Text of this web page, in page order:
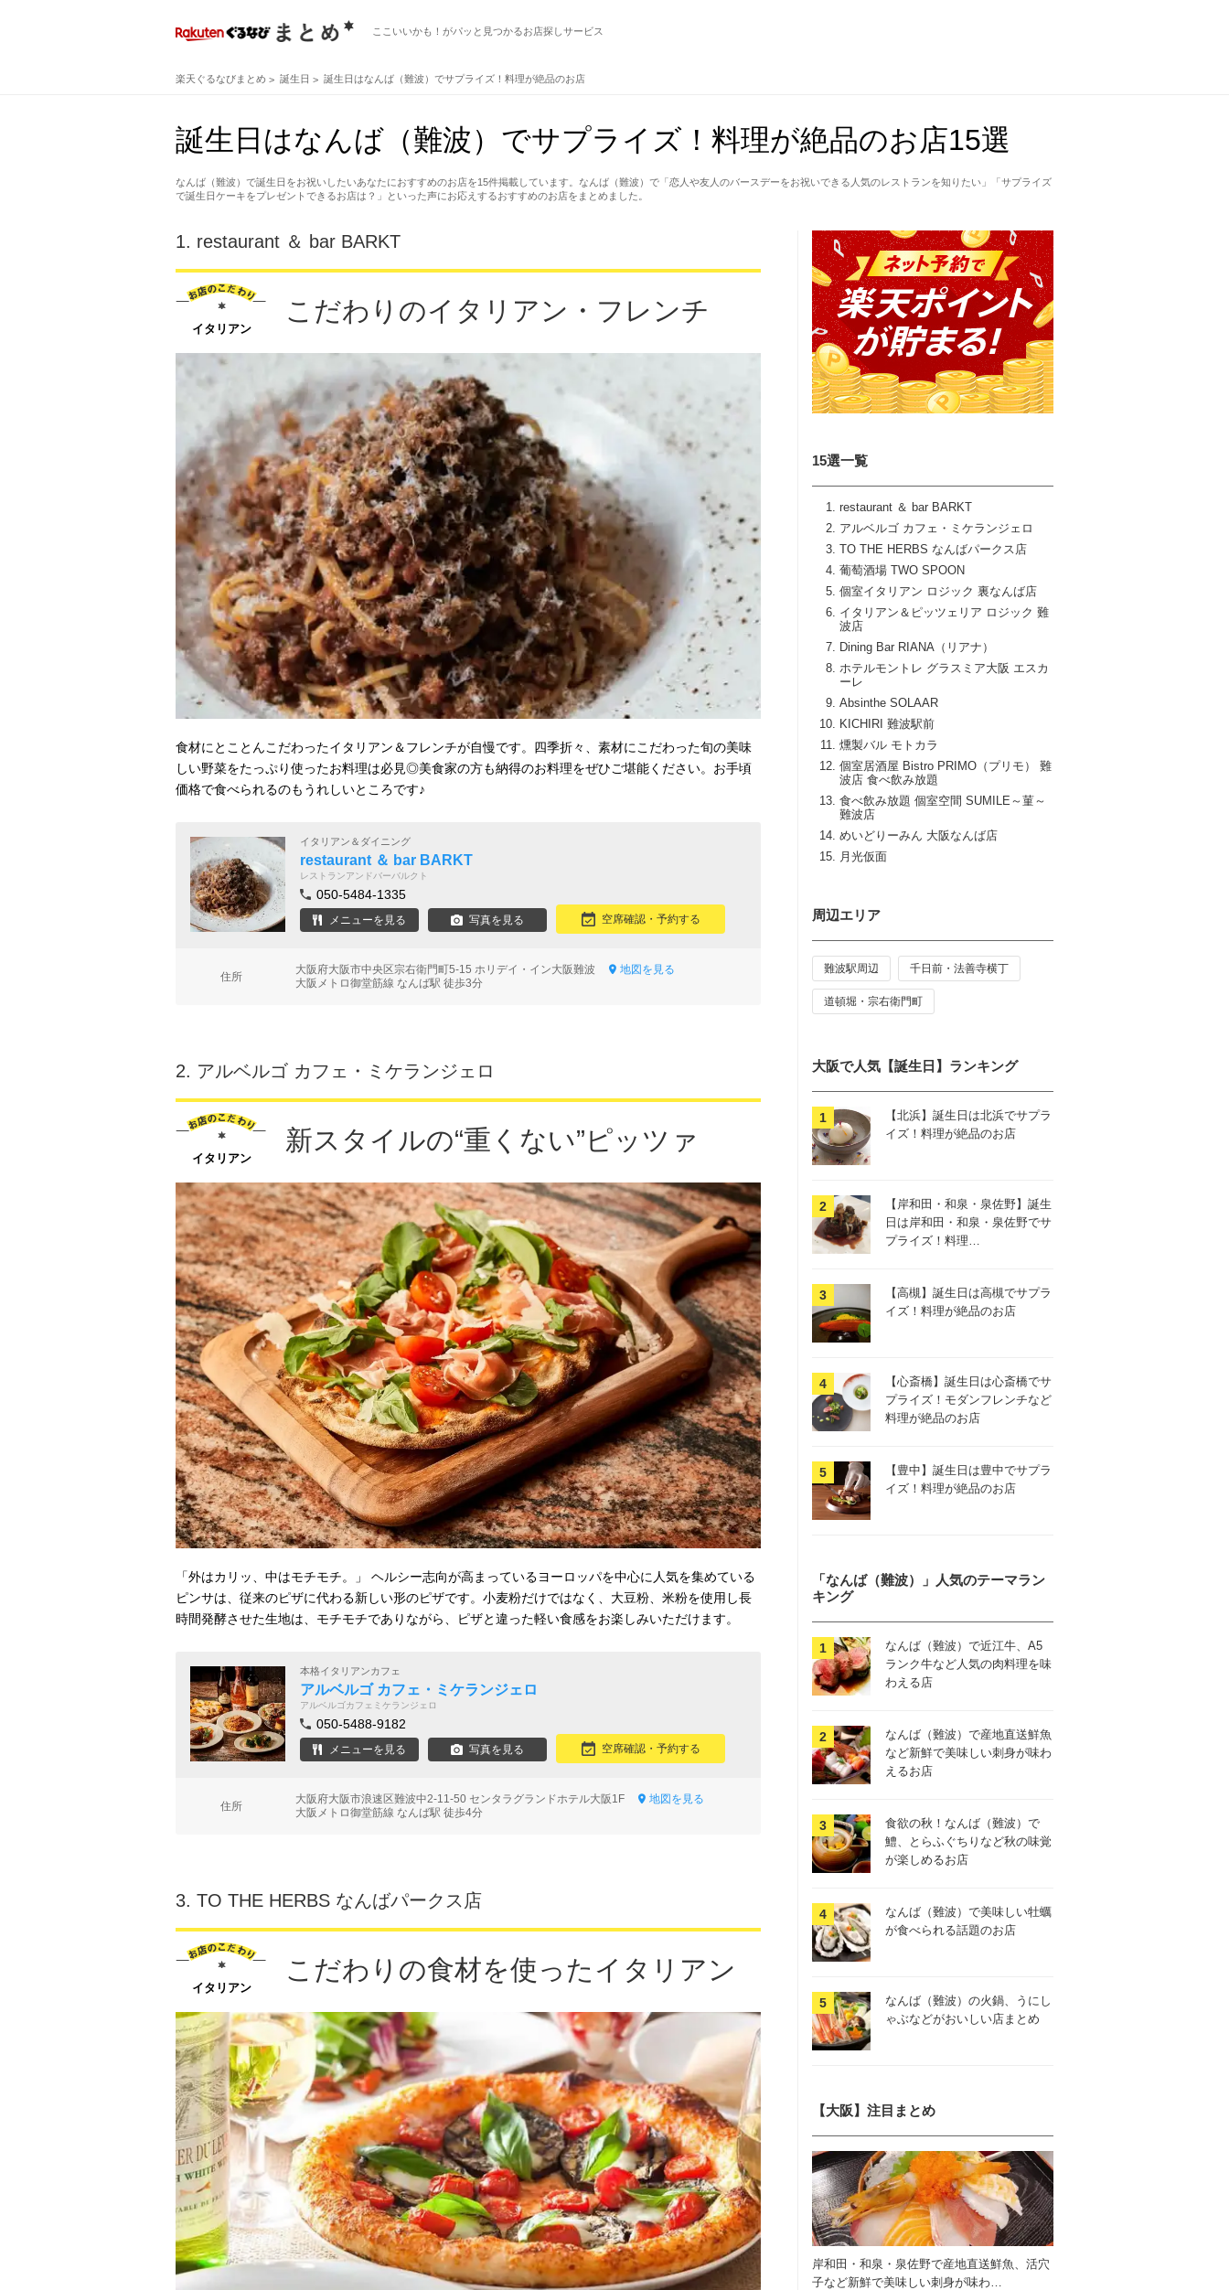
ここいいかも！がパッと見つかるお店探しサービス
楽天ぐるなびまとめ 誕生日 誕生日はなんば（難波）でサプライズ！料理が絶品のお店
誕生日はなんば（難波）でサプライズ！料理が絶品のお店15選
なんば（難波）で誕生日をお祝いしたいあなたにおすすめのお店を15件掲載しています。なんば（難波）で「恋人や友人のバースデーをお祝いできる人気のレストランを知りたい」「サプライズ
で誕生日ケーキをプレゼントできるお店は？」といった声にお応えするおすすめのお店をまとめました。
15選一覧
restaurant ＆ bar BARKT
アルベルゴ カフェ・ミケランジェロ
TO THE HERBS なんばパークス店
葡萄酒場 TWO SPOON
個室イタリアン ロジック 裏なんば店
イタリアン＆ピッツェリア ロジック 難
波店
Dining Bar RIANA（リアナ）
ホテルモントレ グラスミア大阪 エスカ
ーレ
Absinthe SOLAAR
KICHIRI 難波駅前
燻製バル モトカラ
個室居酒屋 Bistro PRIMO（プリモ） 難
波店 食べ飲み放題
食べ飲み放題 個室空間 SUMILE～菫～
難波店
めいどりーみん 大阪なんば店
月光仮面
1. restaurant ＆ bar BARKT
イタリアン
こだわりのイタリアン・フレンチ
食材にとことんこだわったイタリアン＆フレンチが自慢です。四季折々、素材にこだわった旬の美味
しい野菜をたっぷり使ったお料理は必見◎美食家の方も納得のお料理をぜひご堪能ください。お手頃
価格で食べられるのもうれしいところです♪
イタリアン＆ダイニング
restaurant ＆ bar BARKT
レストランアンドバーバルクト
050-5484-1335
メニューを見る 写真を見る 空席確認・予約する
住所
大阪府大阪市中央区宗右衛門町5-15 ホリデイ・イン大阪難波
地図を見る
大阪メトロ御堂筋線 なんば駅 徒歩3分
2. アルベルゴ カフェ・ミケランジェロ
イタリアン
新スタイルの“重くない”ピッツァ
「外はカリッ、中はモチモチ。」 ヘルシー志向が高まっているヨーロッパを中心に人気を集めている
ピンサは、従来のピザに代わる新しい形のピザです。小麦粉だけではなく、大豆粉、米粉を使用し長
時間発酵させた生地は、モチモチでありながら、ピザと違った軽い食感をお楽しみいただけます。
本格イタリアンカフェ
アルベルゴ カフェ・ミケランジェロ
アルベルゴカフェミケランジェロ
050-5488-9182
メニューを見る 写真を見る 空席確認・予約する
住所
大阪府大阪市浪速区難波中2-11-50 センタラグランドホテル大阪1F
地図を見る
大阪メトロ御堂筋線 なんば駅 徒歩4分
3. TO THE HERBS なんばパークス店
イタリアン
こだわりの食材を使ったイタリアン
周辺エリア
難波駅周辺 千日前・法善寺横丁
道頓堀・宗右衛門町
大阪で人気【誕生日】ランキング
【北浜】誕生日は北浜でサプラ
イズ！料理が絶品のお店
【岸和田・和泉・泉佐野】誕生
日は岸和田・和泉・泉佐野でサ
プライズ！料理…
【高槻】誕生日は高槻でサプラ
イズ！料理が絶品のお店
【心斎橋】誕生日は心斎橋でサ
プライズ！モダンフレンチなど
料理が絶品のお店
【豊中】誕生日は豊中でサプラ
イズ！料理が絶品のお店
「なんば（難波）」人気のテーマラン
キング
なんば（難波）で近江牛、A5
ランク牛など人気の肉料理を味
わえる店
なんば（難波）で産地直送鮮魚
など新鮮で美味しい刺身が味わ
えるお店
食欲の秋！なんば（難波）で
鱧、とらふぐちりなど秋の味覚
が楽しめるお店
なんば（難波）で美味しい牡蠣
が食べられる話題のお店
なんば（難波）の火鍋、うにし
ゃぶなどがおいしい店まとめ
【大阪】注目まとめ
岸和田・和泉・泉佐野で産地直送鮮魚、活穴
子など新鮮で美味しい刺身が味わ…